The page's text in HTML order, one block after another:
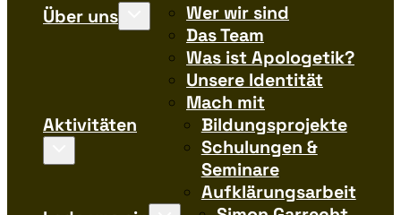
Über uns
Wer wir sind
Das Team
Was ist Apologetik?
Unsere Identität
Mach mit
Aktivitäten
Bildungsprojekte
Schulungen &
Seminare
Aufklärungsarbeit